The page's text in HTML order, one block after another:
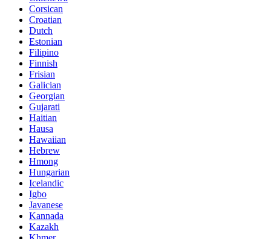
Corsican
Croatian
Dutch
Estonian
Filipino
Finnish
Frisian
Galician
Georgian
Gujarati
Haitian
Hausa
Hawaiian
Hebrew
Hmong
Hungarian
Icelandic
Igbo
Javanese
Kannada
Kazakh